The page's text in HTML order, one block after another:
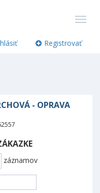
Registrovať
- OPRAVA
záznamov